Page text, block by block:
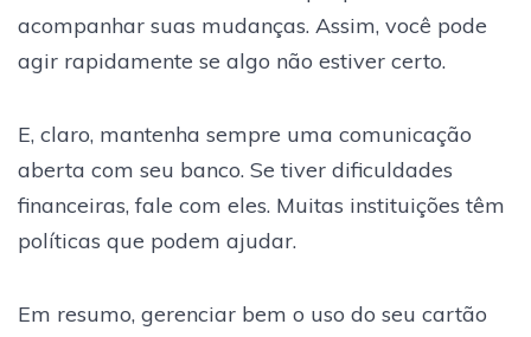
acompanhar suas mudanças. Assim, você pode
agir rapidamente se algo não estiver certo.
E, claro, mantenha sempre uma comunicação
aberta com seu banco. Se tiver dificuldades
financeiras, fale com eles. Muitas instituições têm
políticas que podem ajudar.
Em resumo, gerenciar bem o uso do seu cartão